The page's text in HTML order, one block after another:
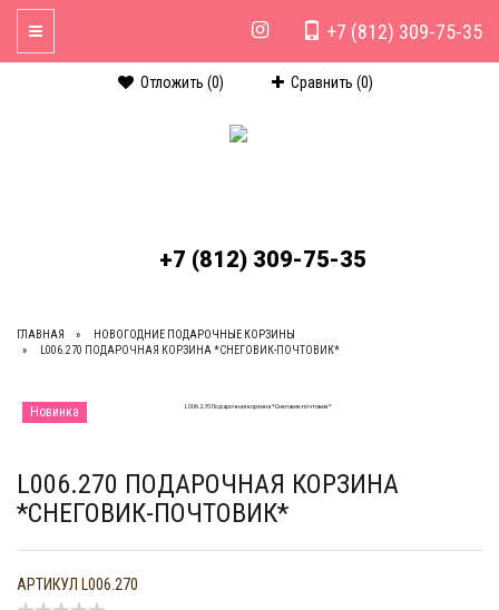
Отложить (0) Сравнить (0)
+7 (812) 309-75-35
+7 (812) 309-75-35
Toggle Navigation
ГЛАВНАЯ
НОВОГОДНИЕ ПОДАРОЧНЫЕ КОРЗИНЫ
L006.270 ПОДАРОЧНАЯ КОРЗИНА *СНЕГОВИК-ПОЧТОВИК*
Новинка
L006.270 ПОДАРОЧНАЯ КОРЗИНА
*СНЕГОВИК-ПОЧТОВИК*
АРТИКУЛ L006.270